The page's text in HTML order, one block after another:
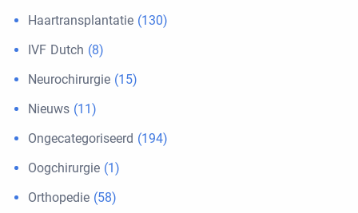
Haartransplantatie (130)
IVF Dutch (8)
Neurochirurgie (15)
Nieuws (11)
Ongecategoriseerd (194)
Oogchirurgie (1)
Orthopedie (58)